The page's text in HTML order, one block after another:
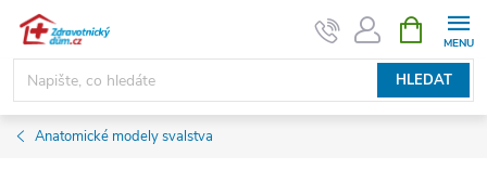
Přejít
obsah
HLEDAT
NÁKUPNÍ
KOŠÍK
Anatomické modely svalstva